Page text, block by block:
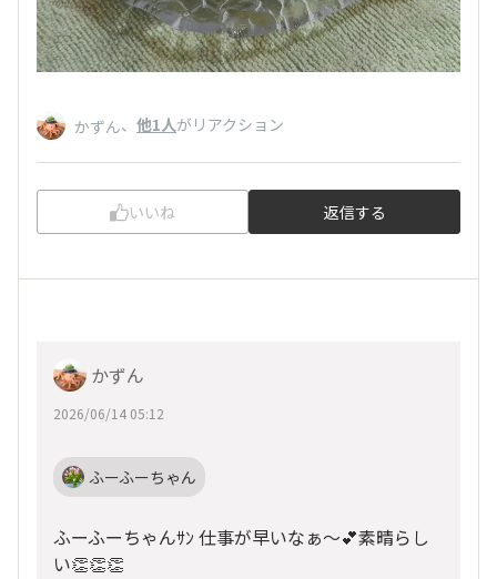
かずん、 他1人がリアクション
いいね 返信する
かずん
2026/06/14 05:12
ふーふーちゃん
ふーふーちゃんｻﾝ 仕事が早いなぁ～💕素晴らし
い👏👏👏